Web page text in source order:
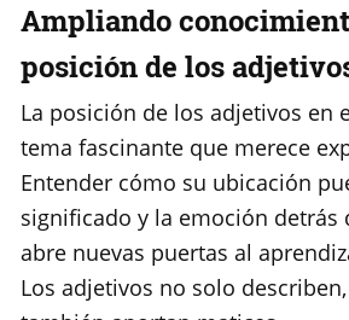
Ampliando
posición de los
La posición de los adjetivos en
tema fascinante que merece
Entender cómo su ubicación
significado y la emoción detrás
abre nuevas puertas al
Los adjetivos no solo